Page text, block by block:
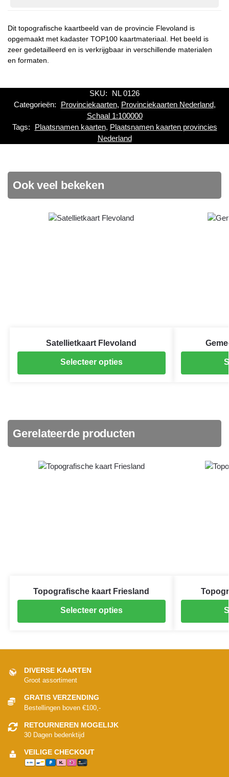
Dit topografische kaartbeeld van de provincie Flevoland is
opgemaakt met kadaster TOP100 kaartmateriaal. Het beeld is
zeer gedetailleerd en is verkrijgbaar in verschillende materialen
en formaten.
SKU:
NL 0126
Categorieën:
Provinciekaarten, Provinciekaarten Nederland,
Schaal 1:100000
Tags:
Plaatsnamen kaarten, Plaatsnamen kaarten provincies
Nederland
Ook veel bekeken
Satellietkaart Flevoland
Selecteer opties
Gerelateerde producten
Topografische kaart Friesland
Selecteer opties
DIVERSE KAARTEN
Groot assortiment
GRATIS VERZENDING
Bestellingen boven €100,-
RETOURNEREN MOGELIJK
30 Dagen bedenktijd
VEILIGE CHECKOUT